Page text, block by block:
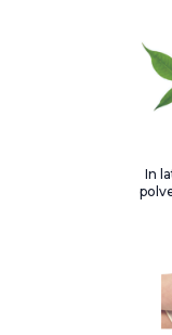
In